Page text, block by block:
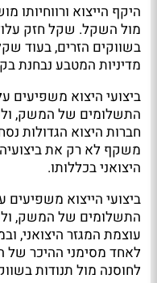
היקף הייצוא ורווחיותו
מול השקל. שקל חזק
בשווקים הזרים, בעוד
מדיניות המטבע נבחנת
ביצועי היצוא משפיעים
התשלומים של המשק,
חברות היצוא הגדולות
משקף לא רק את
היצואני בכללותו.
ביצועי הייצוא
התשלומים של המשק,
עוצמת המגזר היצואני,
לאחד מסימני ההיכר של
לחוסנה מול תנודות